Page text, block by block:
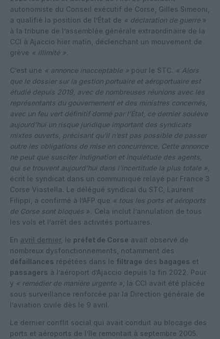
autonomiste du Conseil exécutif de Corse, Gilles Simeoni,
a qualifié la position de l’État de « déclaration de guerre »
à la tribune de l’assemblée générale extraordinaire de la
CCI à Ajaccio hier matin, déclenchant un mouvement de
grève « illimité ».
C’est une « annonce inacceptable » pour le STC. « Alors
que le dossier sur la gestion portuaire et aéroportuaire est
étudié depuis 2019, avec de nombreuses réunions avec les
représentants du gouvernement et des ministres concernés,
avec un feu vert définitif donné par l’État, ce dernier soulève
aujourd’hui un risque juridique important des syndicats
mixtes ouverts, précisant qu’il n’est pas possible de passer
outre les obligations de mise en concurrence. Cette annonce
ne peut que susciter indignation et inquiétude des agents,
qui se trouvent aujourd’hui dans l’incertitude la plus totale »,
écrit le syndicat dans un communiqué relayé par France 3
Corse Viastella. Le délégué syndical du STC, Laurent
Filippi, a confirmé à l’AFP que « tous les ports et aéroports
de Corse sont bloqués ». Cela inclut l’annulation de tous
les vols et l’arrêt des activités portuaires.
En avril dernier, le préfet de Corse avait observé de
nombreux dysfonctionnements, notamment des
défaillances répétées dans le filtrage des bagages et
passagers à l’aéroport d’Ajaccio depuis la fin 2022. Pour
y « remédier de manière urgente », la CCI avait été placée
sous surveillance renforcée par la Direction générale de
l’aviation civile dès le 9 avril.
Le dernier conflit social qui avait conduit au blocage des
ports et aéroports de l’île remontait à septembre 2005.